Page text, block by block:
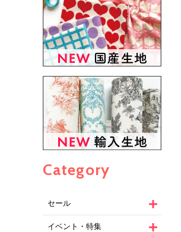
Category
セール
イベント・特集